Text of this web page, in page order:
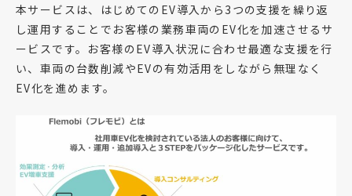
本サービスは、はじめてのEV導入から3つの支援を繰り返
し運用することでお客様の業務車両のEV化を加速させるサ
ービスです。お客様のEV導入状況に合わせ最適な支援を行
い、車両の台数削減やEVの有効活用をしながら無理なく
EV化を進めます。